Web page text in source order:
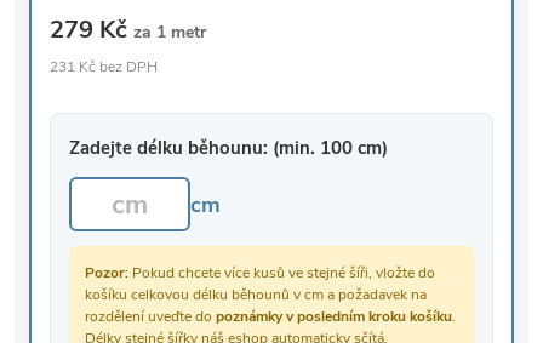
279 Kč za 1 metr
231 Kč bez DPH
Zadejte délku běhounu: (min. 100 cm)
cm
Pozor: Pokud chcete více kusů ve stejné šíři, vložte do
košíku celkovou délku běhounů v cm a požadavek na
rozdělení uveďte do poznámky v posledním kroku košíku.
Délky stejné šířky náš eshop automaticky sčítá.